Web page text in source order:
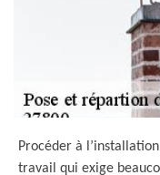
Procéder à
travail qui exige